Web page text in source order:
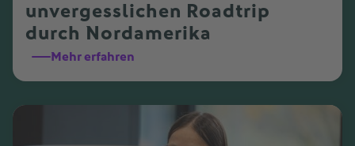
unvergesslichen Roadtrip
durch Nordamerika
Mehr erfahren